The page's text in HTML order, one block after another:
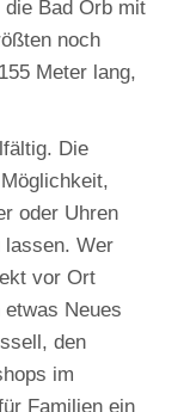
die Bad Orb mit
noch
Meter lang,
Die
oder Uhren
lassen. Wer
vor Ort
Neues
den
im
Familien ein